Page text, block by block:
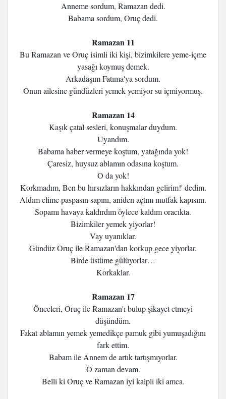
Anneme sordum, Ramazan dedi.
Babama sordum, Oruç dedi.
Ramazan 11
Bu Ramazan ve Oruç isimli iki kişi, bizimkilere yeme-içme
yasağı koymuş demek.
Arkadaşım Fatıma'ya sordum.
Onun ailesine gündüzleri yemek yemiyor su içmiyormuş.
Ramazan 14
Kaşık çatal sesleri, konuşmalar duydum.
Uyandım.
Babama haber vermeye koştum, yatağında yok!
Çaresiz, huysuz ablamın odasına koştum.
O da yok!
Korkmadım, Ben bu hırsızların hakkından gelirim!' dedim.
Aldım elime paspasın sapını, aniden açtım mutfak kapısını.
Sopamı havaya kaldırdım öylece kaldım oracıkta.
Bizimkiler yemek yiyorlar!
Vay uyanıklar.
Gündüz Oruç ile Ramazan'dan korkup gece yiyorlar.
Birde üstüme gülüyorlar…
Korkaklar.
Ramazan 17
Önceleri, Oruç ile Ramazan'ı bulup şikayet etmeyi
düşündüm.
Fakat ablamın yemek yemedikçe pamuk gibi yumuşadığını
fark ettim.
Babam ile Annem de artık tartışmıyorlar.
O zaman devam.
Belli ki Oruç ve Ramazan iyi kalpli iki amca.